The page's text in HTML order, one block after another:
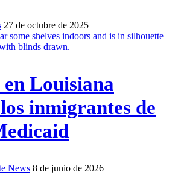
27 de octubre de 2025
Louisiana
inmigrantes de
News 8 de junio de 2026